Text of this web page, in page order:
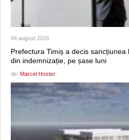
04 august 2026
Prefectura Timiș a decis
din indemnizație, pe șase luni
de: Marcel Hoster